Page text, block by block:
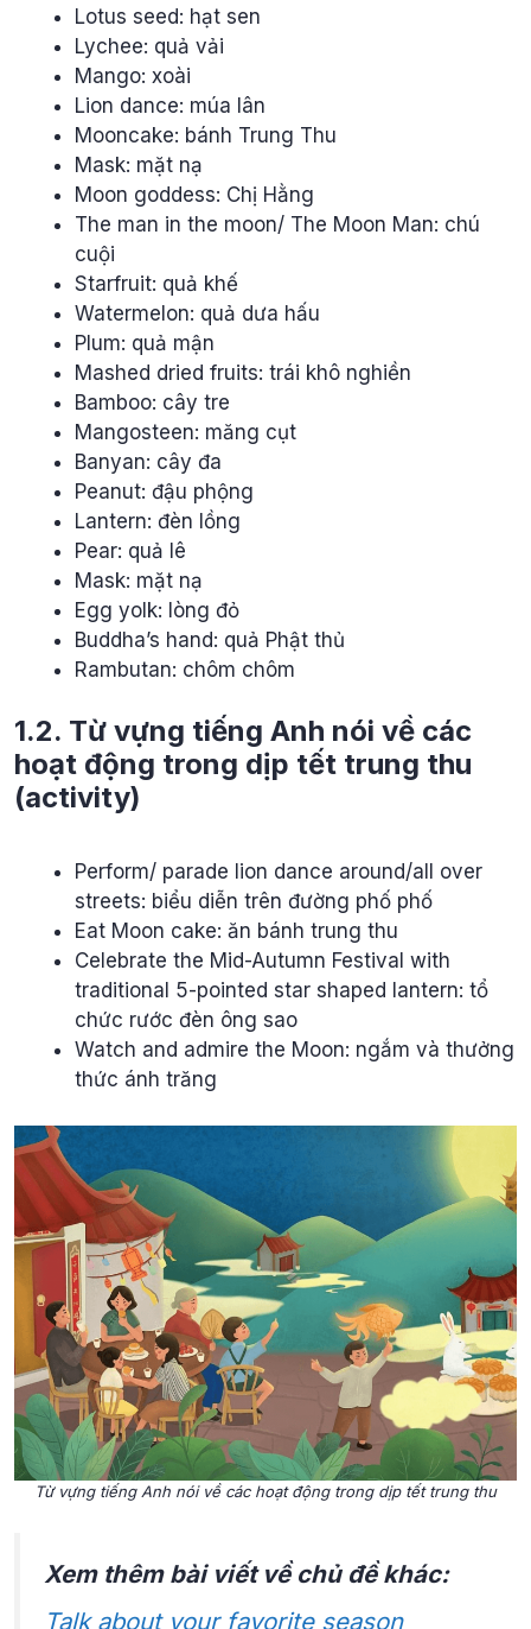
Lotus seed: hạt sen
Lychee: quả vải
Mango: xoài
Lion dance: múa lân
Mooncake: bánh Trung Thu
Mask: mặt nạ
Moon goddess: Chị Hằng
The man in the moon/ The Moon Man: chú
cuội
Starfruit: quả khế
Watermelon: quả dưa hấu
Plum: quả mận
Mashed dried fruits: trái khô nghiền
Bamboo: cây tre
Mangosteen: măng cụt
Banyan: cây đa
Peanut: đậu phộng
Lantern: đèn lồng
Pear: quả lê
Mask: mặt nạ
Egg yolk: lòng đỏ
Buddha’s hand: quả Phật thủ
Rambutan: chôm chôm
1.2. Từ vựng tiếng Anh nói về các
hoạt động trong dịp tết trung thu
(activity)
Perform/ parade lion dance around/all over
streets: biểu diễn trên đường phố phố
Eat Moon cake: ăn bánh trung thu
Celebrate the Mid-Autumn Festival with
traditional 5-pointed star shaped lantern: tổ
chức rước đèn ông sao
Watch and admire the Moon: ngắm và thưởng
thức ánh trăng
Từ vựng tiếng Anh nói về các hoạt động trong dịp tết trung thu
Xem thêm bài viết về chủ đề khác:
Talk about your favorite season